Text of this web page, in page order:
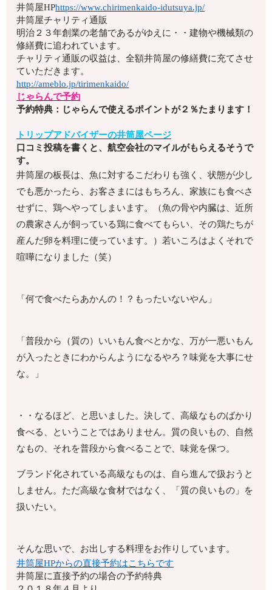
井筒屋HPhttps://www.chirimenkaido-idutsuya.jp/
井筒屋チャリティ通販
明治２３年創業の老舗であるがゆえに・・建物や機械類の
修繕費に追われています。
チャリティ通販の収益は、全額井筒屋の修繕費に充てさせ
ていただきます。
http://ameblo.jp/tirimenkaido/
じゃらんで予約
予約特典：じゃらんで使えるポイントが２％たまります！
トリップアドバイザーの井筒屋ページ
口コミ投稿を書くと、航空会社のマイルがもらえるそうで
す。
井筒屋の板長は、魚に対するこだわりも強く、状態が少し
でも悪かったら、お客さまにはもちろん、家族にも食べさ
せずに、鶏へやってしまいます。（魚の骨や内臓は、近所
の農家さんが飼っている鶏に食べてもらい、その鶏たちが
産んだ卵を料理に使っています。）若いころはよくそれで
喧嘩になりました（笑）
「何で食べたらあかんの！？もったいないやん」
「普段から（質の）いいもん食べとかな、万が一悪いもん
が入ったときにわからんようになるやろ？味覚を大事にせ
な。」
・・なるほど、と思いました。決して、高級なものばかり
食べる、ということではありません。質の良いもの、自然
なもの、それを普段から食べることで、味覚を保つ。
ブランド化されている高級なものは、自ら進んで扱おうと
しません。ただ高級な食材ではなく、「質の良いもの」を
扱いたい。
そんな思いで、お出しする料理をお作りしています。
井筒屋HPからの直接予約はこちらです
井筒屋に直接予約の場合の予約特典